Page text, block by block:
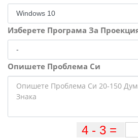
Изберете Програма За
Опишете Проблема Си